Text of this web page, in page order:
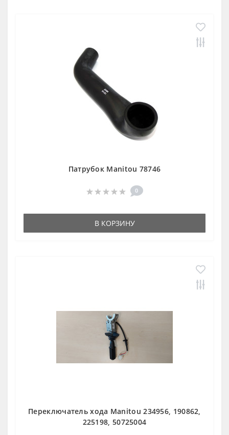
Патрубок Manitou 78746
0
В КОРЗИНУ
Переключатель хода Manitou 234956, 190862,
225198, 50725004